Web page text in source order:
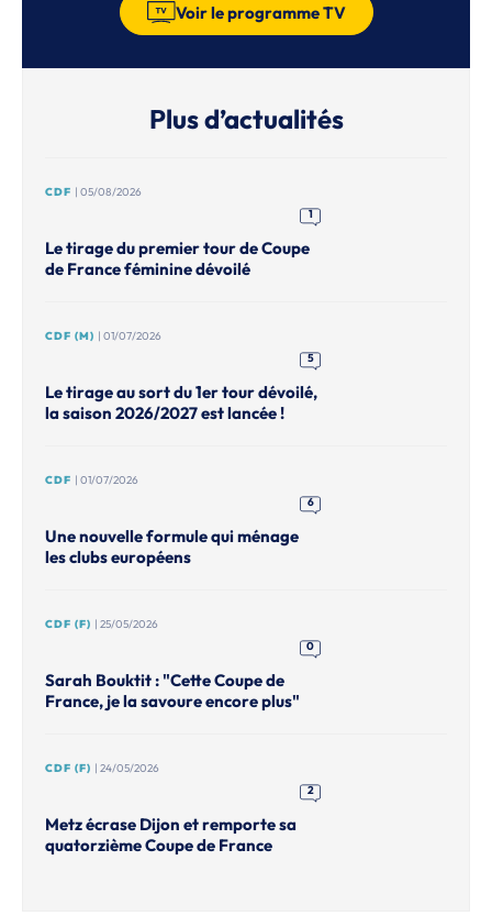
Voir le programme TV
Plus d’actualités
CDF | 05/08/2026
1
Le tirage du premier tour de Coupe
de France féminine dévoilé
CDF (M) | 01/07/2026
5
Le tirage au sort du 1er tour dévoilé,
la saison 2026/2027 est lancée !
CDF | 01/07/2026
6
Une nouvelle formule qui ménage
les clubs européens
CDF (F) | 25/05/2026
0
Sarah Bouktit : "Cette Coupe de
France, je la savoure encore plus"
CDF (F) | 24/05/2026
2
Metz écrase Dijon et remporte sa
quatorzième Coupe de France